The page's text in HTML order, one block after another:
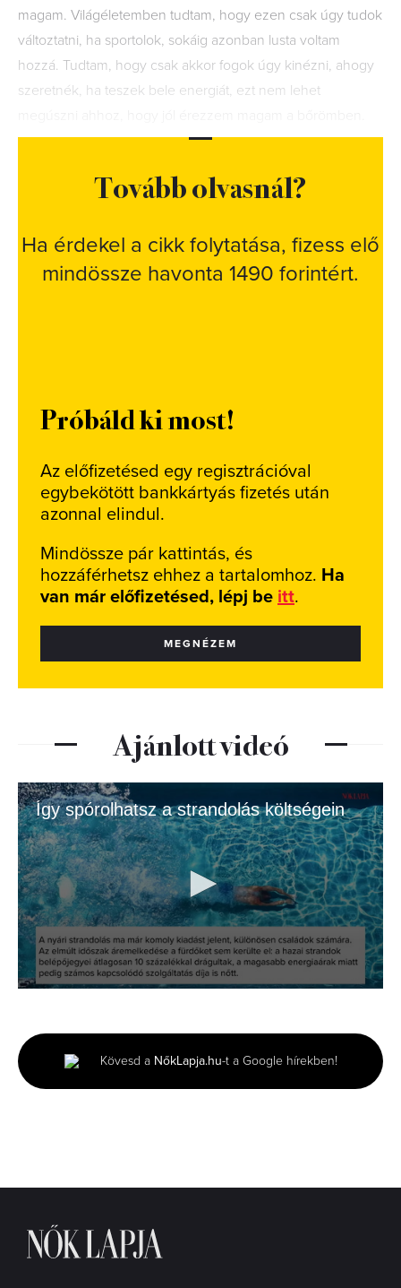
magam. Világéletemben tudtam, hogy ezen csak úgy tudok
változtatni, ha sportolok, sokáig azonban lusta voltam
hozzá. Tudtam, hogy csak akkor fogok úgy kinézni, ahogy
szeretnék, ha teszek bele energiát, ezt nem lehet
Tovább olvasnál?
Ha érdekel a cikk folytatása, fizess elő
mindössze havonta 1490 forintért.
Próbáld ki most!
Az előfizetésed egy regisztrációval
egybekötött bankkártyás fizetés után
azonnal elindul.
Mindössze pár kattintás, és
hozzáférhetsz ehhez a tartalomhoz. Ha
van már előfizetésed, lépj be itt.
MEGNÉZEM
Ajánlott videó
Így spórolhatsz a strandolás költségein
minute,
55
seconds
Kövesd a NőkLapja.hu-t a Google hírekben!